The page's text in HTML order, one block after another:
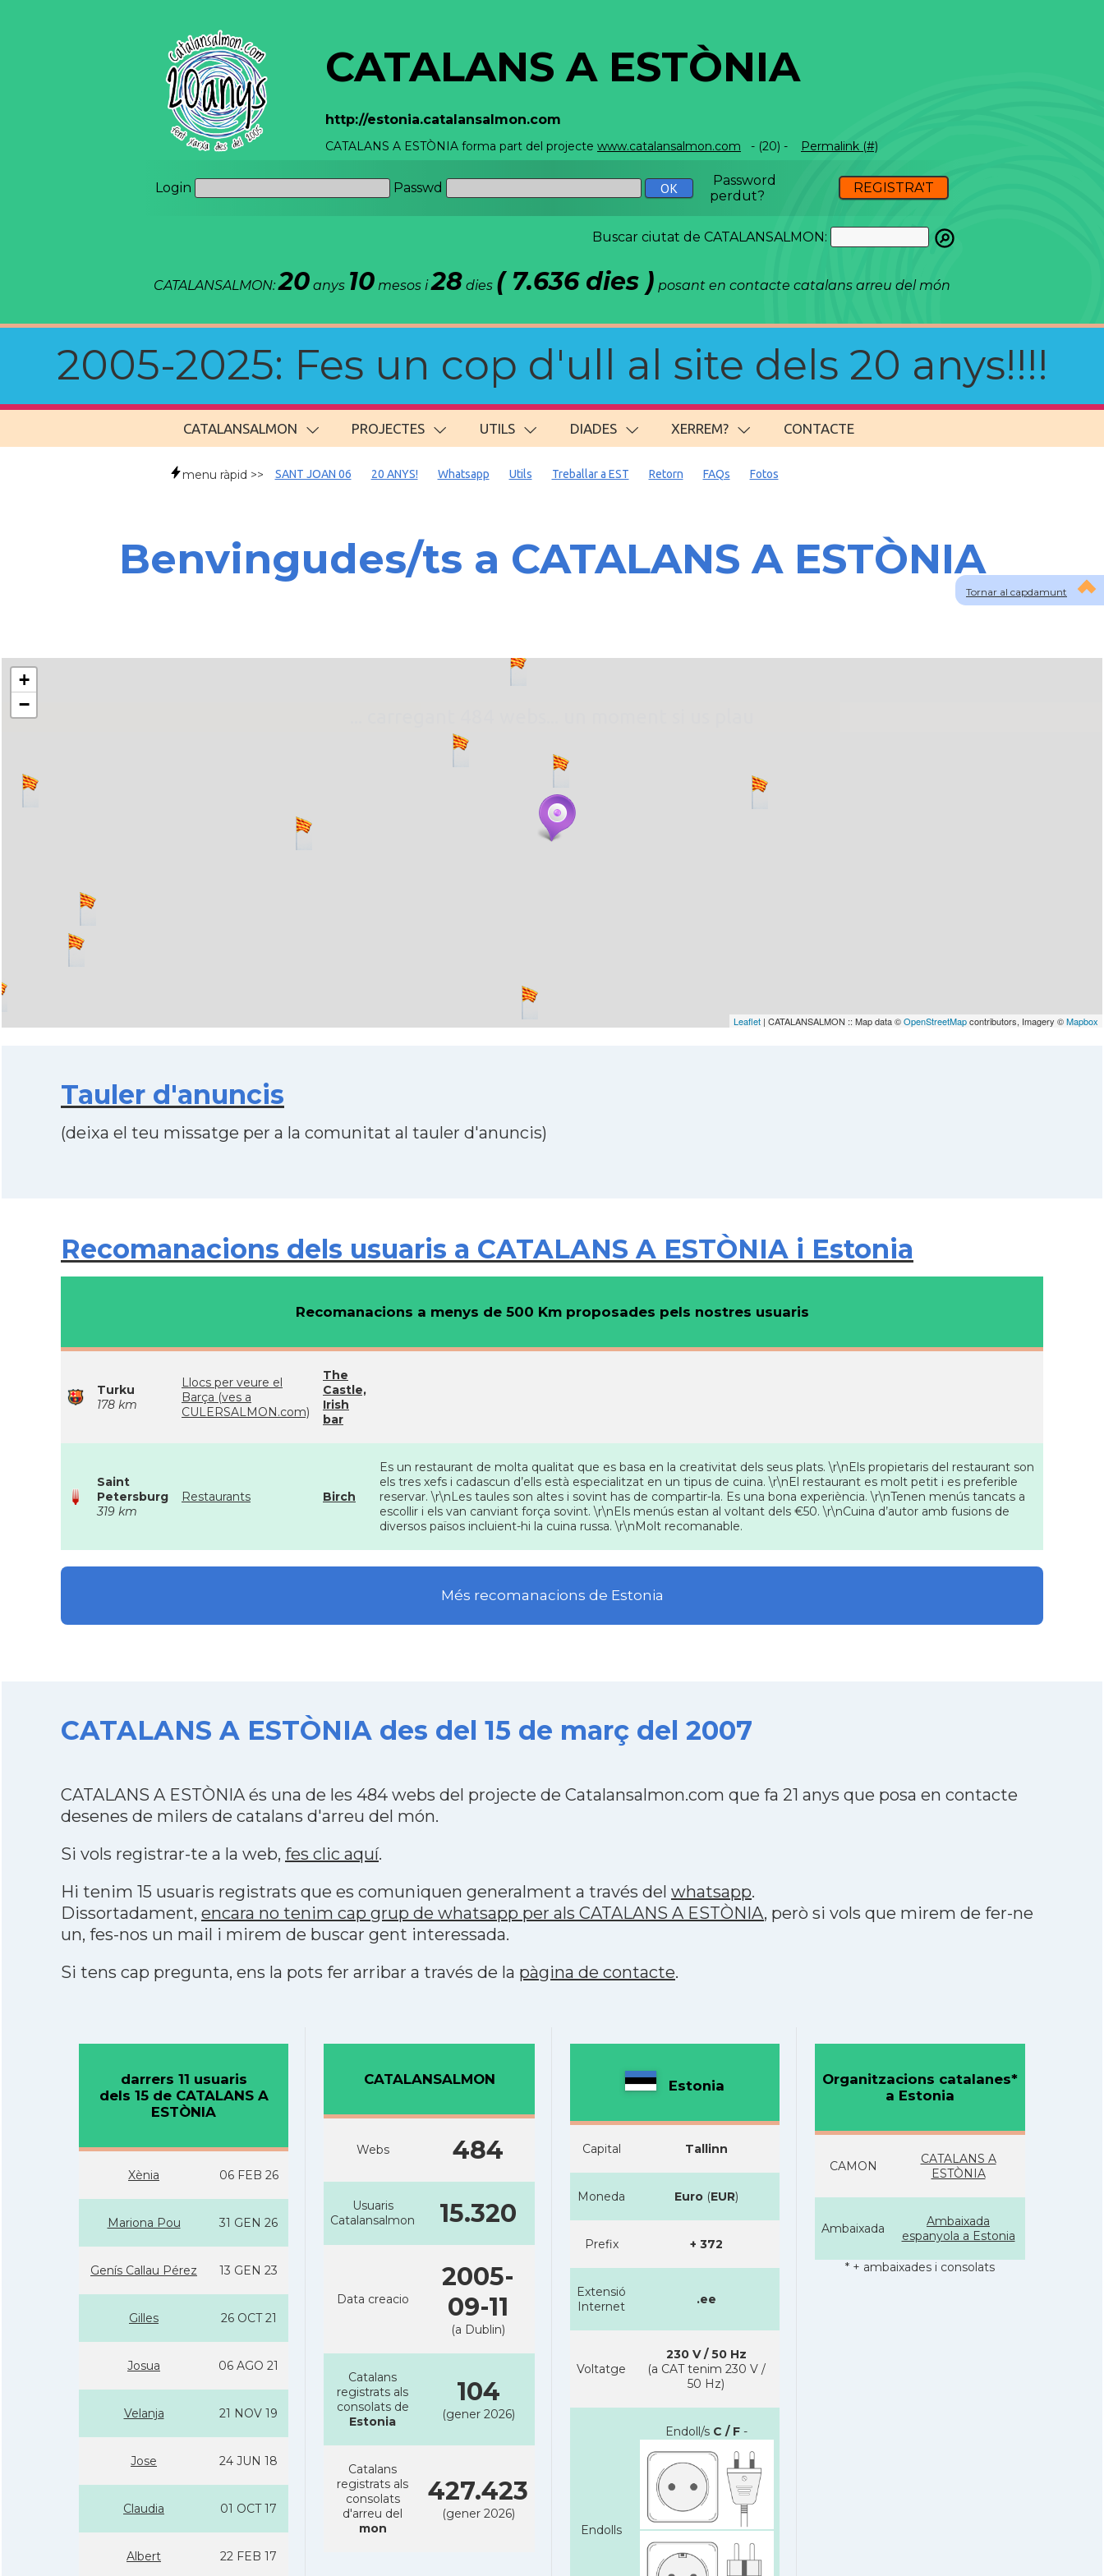
CATALANS A ESTÒNIA
http://estonia.catalansalmon.com
CATALANS A ESTÒNIA forma part del projecte www.catalansalmon.com - (20) - Permalink (#)
Login Passwd
Password
perdut?
REGISTRA'T
Buscar ciutat de CATALANSALMON:
CATALANSALMON:20 anys 10 mesos i28 dies ( 7.636 dies ) posant en contacte catalans arreu del món
2005-2025: Fes un cop d'ull al site dels 20 anys!!!!
CATALANSALMON PROJECTES UTILS DIADES XERREM? CONTACTE
Tornar al capdamunt
menu ràpid >> SANT JOAN 06 20 ANYS! Whatsapp Utils Treballar a EST Retorn FAQs Fotos
Benvingudes/ts a CATALANS A ESTÒNIA
+
−
Leaflet | CATALANSALMON :: Map data ©OpenStreetMapcontributors, Imagery ©Mapbox
Tauler d'anuncis
(deixa el teu missatge per a la comunitat al tauler d'anuncis)
Recomanacions dels usuaris a CATALANS A ESTÒNIA i Estonia
Recomanacions a menys de 500 Km proposades pels nostres usuaris
Turku
178 km
Llocs per veure el
Barça (ves a
CULERSALMON.com)
The
Castle,
Irish
bar
Saint
Petersburg
319 km
Restaurants Birch
Es un restaurant de molta qualitat que es basa en la creativitat dels seus plats. \r\nEls propietaris del restaurant son
els tres xefs i cadascun d’ells està especialitzat en un tipus de cuina. \r\nEl restaurant es molt petit i es preferible
reservar. \r\nLes taules son altes i sovint has de compartir-la. Es una bona experiència. \r\nTenen menús tancats a
escollir i els van canviant força sovint. \r\nEls menús estan al voltant dels €50. \r\nCuina d’autor amb fusions de
diversos països incluient-hi la cuina russa. \r\nMolt recomanable.
Més recomanacions de Estonia
CATALANS A ESTÒNIA des del 15 de març del 2007
CATALANS A ESTÒNIA és una de les 484 webs del projecte de Catalansalmon.com que fa 21 anys que posa en contacte
desenes de milers de catalans d'arreu del món.
Si vols registrar-te a la web, fes clic aquí.
Hi tenim 15 usuaris registrats que es comuniquen generalment a través del whatsapp.
Dissortadament, encara no tenim cap grup de whatsapp per als CATALANS A ESTÒNIA, però si vols que mirem de fer-ne
un, fes-nos un mail i mirem de buscar gent interessada.
Si tens cap pregunta, ens la pots fer arribar a través de la pàgina de contacte.
darrers 11 usuaris
dels 15 de CATALANS A
ESTÒNIA
Xènia 06 FEB 26
Mariona Pou 31 GEN 26
Gení­s Callau Pérez 13 GEN 23
Gilles 26 OCT 21
Josua 06 AGO 21
Velanja 21 NOV 19
Jose 24 JUN 18
Claudia 01 OCT 17
Albert 22 FEB 17
CATALANSALMON
Webs 484
Usuaris
Catalansalmon
15.320
Data creacio
2005-
09-11
(a Dublin)
Catalans
registrats als
consolats de
Estonia
104
(gener 2026)
Catalans
registrats als
consolats
d'arreu del
mon
427.423
(gener 2026)
Estonia
Capital Tallinn
Moneda Euro(EUR)
Prefix + 372
Extensió
Internet
.ee
Voltatge
230 V / 50 Hz
(a CAT tenim 230 V /
50 Hz)
Endolls
Endoll/s C / F-
Organitzacions catalanes*
a Estonia
CAMON
CATALANS A
ESTÒNIA
Ambaixada
Ambaixada
espanyola a Estonia
* + ambaixades i consolats